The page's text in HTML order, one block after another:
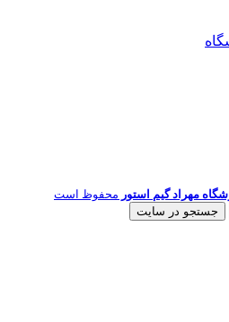
مهراد گیم استور محفوظ است
جستجو در سایت